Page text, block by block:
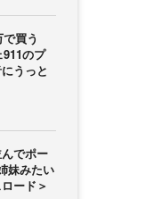
買う
のプ
うっと
でポー
妹みたい
ード＞